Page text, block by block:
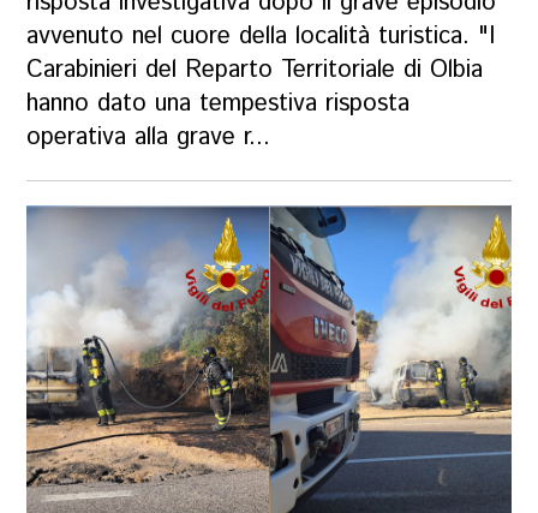
avvenuto nel cuore della località turistica. "I
Carabinieri del Reparto Territoriale di Olbia
hanno dato una tempestiva risposta
operativa alla grave r...